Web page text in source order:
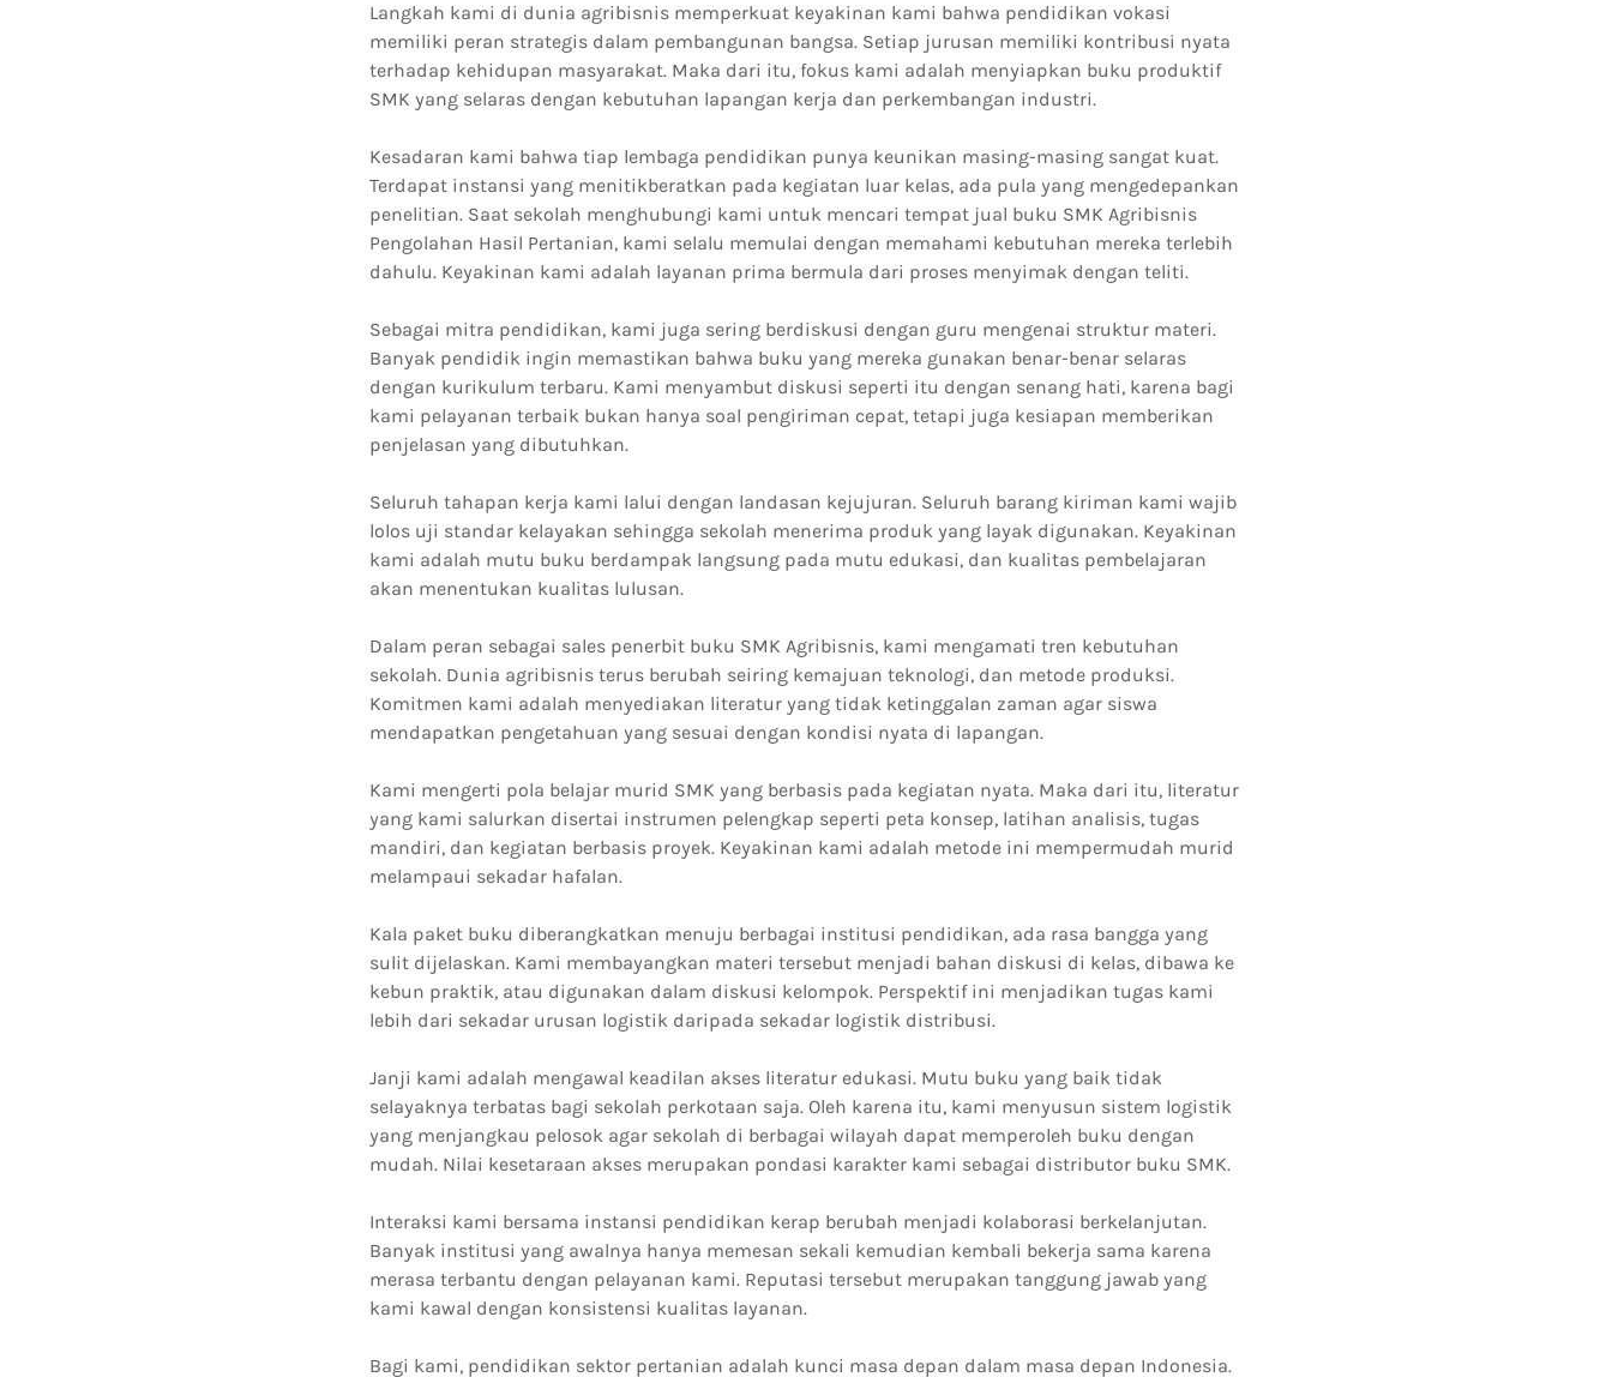
Langkah kami di dunia agribisnis memperkuat keyakinan kami bahwa pendidikan vokasi
memiliki peran strategis dalam pembangunan bangsa. Setiap jurusan memiliki kontribusi nyata
terhadap kehidupan masyarakat. Maka dari itu, fokus kami adalah menyiapkan buku produktif
SMK yang selaras dengan kebutuhan lapangan kerja dan perkembangan industri.
Kesadaran kami bahwa tiap lembaga pendidikan punya keunikan masing-masing sangat kuat.
Terdapat instansi yang menitikberatkan pada kegiatan luar kelas, ada pula yang mengedepankan
penelitian. Saat sekolah menghubungi kami untuk mencari tempat jual buku SMK Agribisnis
Pengolahan Hasil Pertanian, kami selalu memulai dengan memahami kebutuhan mereka terlebih
dahulu. Keyakinan kami adalah layanan prima bermula dari proses menyimak dengan teliti.
Sebagai mitra pendidikan, kami juga sering berdiskusi dengan guru mengenai struktur materi.
Banyak pendidik ingin memastikan bahwa buku yang mereka gunakan benar-benar selaras
dengan kurikulum terbaru. Kami menyambut diskusi seperti itu dengan senang hati, karena bagi
kami pelayanan terbaik bukan hanya soal pengiriman cepat, tetapi juga kesiapan memberikan
penjelasan yang dibutuhkan.
Seluruh tahapan kerja kami lalui dengan landasan kejujuran. Seluruh barang kiriman kami wajib
lolos uji standar kelayakan sehingga sekolah menerima produk yang layak digunakan. Keyakinan
kami adalah mutu buku berdampak langsung pada mutu edukasi, dan kualitas pembelajaran
akan menentukan kualitas lulusan.
Dalam peran sebagai sales penerbit buku SMK Agribisnis, kami mengamati tren kebutuhan
sekolah. Dunia agribisnis terus berubah seiring kemajuan teknologi, dan metode produksi.
Komitmen kami adalah menyediakan literatur yang tidak ketinggalan zaman agar siswa
mendapatkan pengetahuan yang sesuai dengan kondisi nyata di lapangan.
Kami mengerti pola belajar murid SMK yang berbasis pada kegiatan nyata. Maka dari itu, literatur
yang kami salurkan disertai instrumen pelengkap seperti peta konsep, latihan analisis, tugas
mandiri, dan kegiatan berbasis proyek. Keyakinan kami adalah metode ini mempermudah murid
melampaui sekadar hafalan.
Kala paket buku diberangkatkan menuju berbagai institusi pendidikan, ada rasa bangga yang
sulit dijelaskan. Kami membayangkan materi tersebut menjadi bahan diskusi di kelas, dibawa ke
kebun praktik, atau digunakan dalam diskusi kelompok. Perspektif ini menjadikan tugas kami
lebih dari sekadar urusan logistik daripada sekadar logistik distribusi.
Janji kami adalah mengawal keadilan akses literatur edukasi. Mutu buku yang baik tidak
selayaknya terbatas bagi sekolah perkotaan saja. Oleh karena itu, kami menyusun sistem logistik
yang menjangkau pelosok agar sekolah di berbagai wilayah dapat memperoleh buku dengan
mudah. Nilai kesetaraan akses merupakan pondasi karakter kami sebagai distributor buku SMK.
Interaksi kami bersama instansi pendidikan kerap berubah menjadi kolaborasi berkelanjutan.
Banyak institusi yang awalnya hanya memesan sekali kemudian kembali bekerja sama karena
merasa terbantu dengan pelayanan kami. Reputasi tersebut merupakan tanggung jawab yang
kami kawal dengan konsistensi kualitas layanan.
Bagi kami, pendidikan sektor pertanian adalah kunci masa depan dalam masa depan Indonesia.